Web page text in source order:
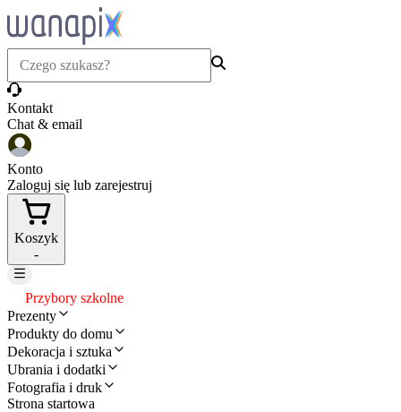
Kontakt
Chat & email
Konto
Zaloguj się lub zarejestruj
Koszyk
-
Przybory szkolne
Prezenty
Produkty do domu
Dekoracja i sztuka
Ubrania i dodatki
Fotografia i druk
Strona startowa